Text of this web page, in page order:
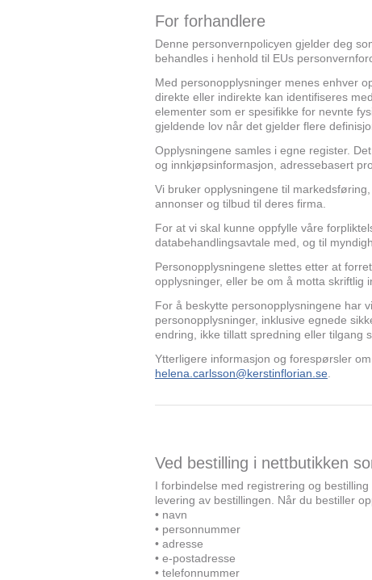
For forhandlere
Denne personvernpolicyen gjelder deg
behandles i henhold til EUs
Med personopplysninger menes enhver
direkte eller indirekte kan identifiseres
elementer som er spesifikke for nevnte
gjeldende lov når det gjelder flere
Opplysningene samles i egne register.
og innkjøpsinformasjon, adressebasert
Vi bruker opplysningene til
annonser og tilbud til deres firma.
For at vi skal kunne oppfylle våre
databehandlingsavtale med, og til
Personopplysningene slettes etter at
opplysninger, eller be om å motta skriftlig
For å beskytte personopplysningene har
personopplysninger, inklusive egnede
endring, ikke tillatt spredning eller tilgang
Ytterligere informasjon og forespørsler
helena.carlsson@kerstinflorian.se
Ved bestilling i nettbutikken
I forbindelse med registrering og
levering av bestillingen. Når du bestiller
• navn
• personnummer
• adresse
• e-postadresse
• telefonnummer